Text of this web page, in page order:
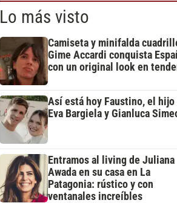
Lo más visto
Camiseta y minifalda
Gime Accardi conquista
con un original look en
Así está hoy Faustino, el hijo
Eva Bargiela y Gianluca
Entramos al living de Juliana
Awada en su casa en La
Patagonia: rústico y con
ventanales increíbles